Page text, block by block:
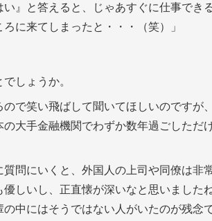
』と答えると、じゃあすぐに仕事でき
に来てしまったと・・・（笑）」
しょうか。
で笑い飛ばして聞いてほしいのですが
大手金融機関でわずか数年過ごしただ
問にいくと、外国人の上司や同僚は非
しいし、正直懐が深いなと思いました
中にはそうではない人がいたのが残念